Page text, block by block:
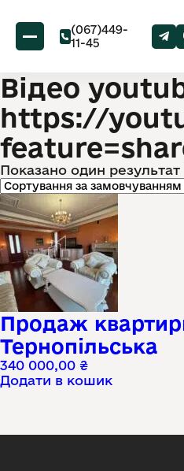
(067)449-
11-45
Відео
https://
Показано один результат
Продаж
Тернопільська
340 000,00 ₴
Додати в кошик